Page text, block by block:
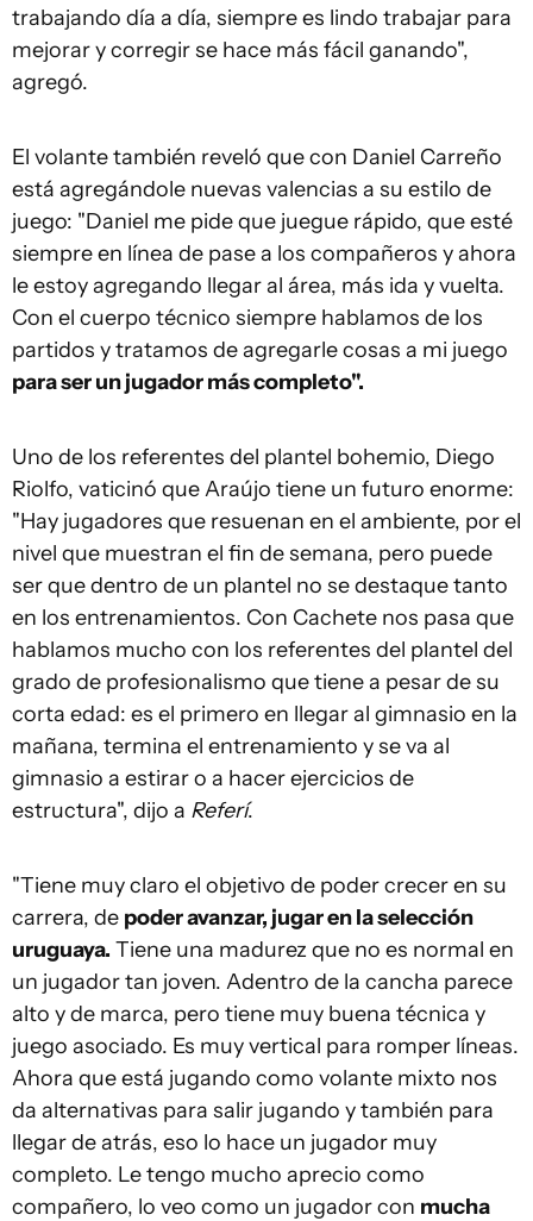
trabajando día a día, siempre es lindo trabajar para
mejorar y corregir se hace más fácil ganando",
agregó.
El volante también reveló que con Daniel Carreño
está agregándole nuevas valencias a su estilo de
juego: "Daniel me pide que juegue rápido, que esté
siempre en línea de pase a los compañeros y ahora
le estoy agregando llegar al área, más ida y vuelta.
Con el cuerpo técnico siempre hablamos de los
partidos y tratamos de agregarle cosas a mi juego
para ser un jugador más completo".
Uno de los referentes del plantel bohemio, Diego
Riolfo, vaticinó que Araújo tiene un futuro enorme:
"Hay jugadores que resuenan en el ambiente, por el
nivel que muestran el fin de semana, pero puede
ser que dentro de un plantel no se destaque tanto
en los entrenamientos. Con Cachete nos pasa que
hablamos mucho con los referentes del plantel del
grado de profesionalismo que tiene a pesar de su
corta edad: es el primero en llegar al gimnasio en la
mañana, termina el entrenamiento y se va al
gimnasio a estirar o a hacer ejercicios de
estructura", dijo a Referí.
"Tiene muy claro el objetivo de poder crecer en su
carrera, de poder avanzar, jugar en la selección
uruguaya. Tiene una madurez que no es normal en
un jugador tan joven. Adentro de la cancha parece
alto y de marca, pero tiene muy buena técnica y
juego asociado. Es muy vertical para romper líneas.
Ahora que está jugando como volante mixto nos
da alternativas para salir jugando y también para
llegar de atrás, eso lo hace un jugador muy
completo. Le tengo mucho aprecio como
compañero, lo veo como un jugador con mucha